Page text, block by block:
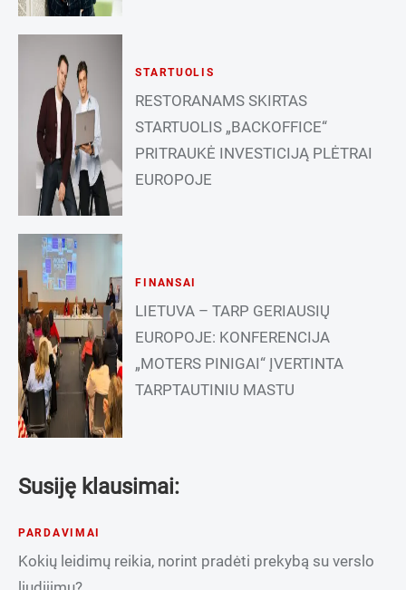
STARTUOLIS
RESTORANAMS SKIRTAS
STARTUOLIS „BACKOFFICE“
PRITRAUKĖ INVESTICIJĄ PLĖTRAI
EUROPOJE
FINANSAI
LIETUVA – TARP GERIAUSIŲ
EUROPOJE: KONFERENCIJA
„MOTERS PINIGAI“ ĮVERTINTA
TARPTAUTINIU MASTU
Susiję klausimai:
PARDAVIMAI
Kokių leidimų reikia, norint pradėti prekybą su verslo